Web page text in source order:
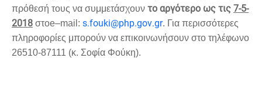
πρόθεσή τους να συμμετάσχουν το αργότερο ως τις 7-5-
2018 στoe–mail : s.fouki@php.gov.gr. Για περισσότερες
πληροφορίες μπορούν να επικοινωνήσουν στo τηλέφωνο
26510-87111 (κ. Σοφία Φούκη).